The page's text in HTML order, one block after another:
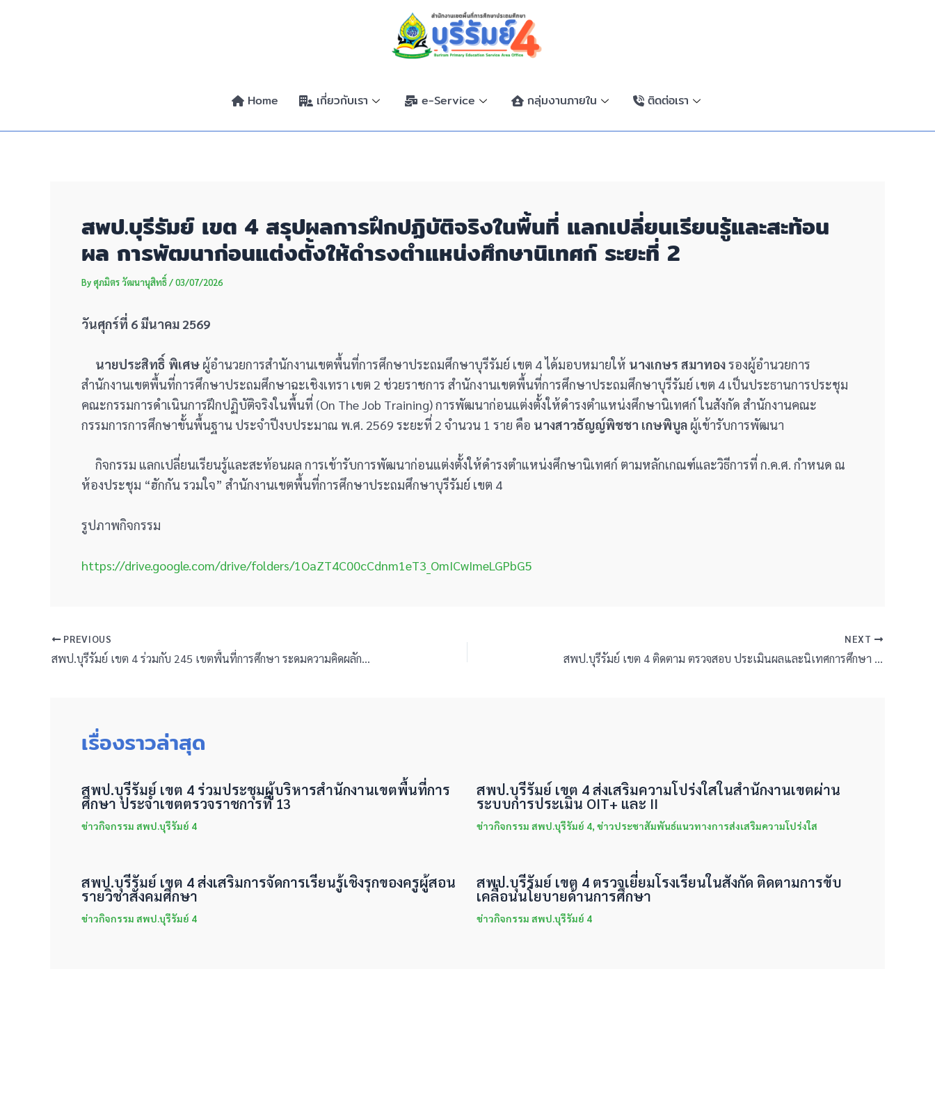
Home เกี่ยวกับเรา e-Service กลุ่มงานภายใน ติดต่อเรา
สพป.บุรีรัมย์ เขต 4 สรุปผลการฝึกปฏิบัติจริงในพื้นที่ แลกเปลี่ยนเรียนรู้และสะท้อน
ผล การพัฒนาก่อนแต่งตั้งให้ดำรงตำแหน่งศึกษานิเทศก์ ระยะที่ 2
Byศุภมิตร วัฒนานุสิทธิ์/03/07/2026
วันศุกร์ที่ 6 มีนาคม 2569
นายประสิทธิ์ พิเศษ ผู้อำนวยการสำนักงานเขตพื้นที่การศึกษาประถมศึกษาบุรีรัมย์ เขต 4 ได้มอบหมายให้ นางเกษร สมาทองรองผู้อำนวยการ
สำนักงานเขตพื้นที่การศึกษาประถมศึกษาฉะเชิงเทรา เขต 2 ช่วยราชการ สำนักงานเขตพื้นที่การศึกษาประถมศึกษาบุรีรัมย์ เขต 4 เป็นประธานการประชุม
คณะกรรมการดำเนินการฝึกปฏิบัติจริงในพื้นที่ (On The Job Training) การพัฒนาก่อนแต่งตั้งให้ดำรงตำแหน่งศึกษานิเทศก์ ในสังกัด สำนักงานคณะ
กรรมการการศึกษาขั้นพื้นฐาน ประจำปีงบประมาณ พ.ศ. 2569 ระยะที่ 2 จำนวน 1 ราย คือ นางสาวธัญญ์พิชชา เกษพิบูล ผู้เข้ารับการพัฒนา
กิจกรรม แลกเปลี่ยนเรียนรู้และสะท้อนผล การเข้ารับการพัฒนาก่อนแต่งตั้งให้ดำรงตำแหน่งศึกษานิเทศก์ ตามหลักเกณฑ์และวิธีการที่ ก.ค.ศ. กำหนด ณ
ห้องประชุม “ฮักกัน รวมใจ” สำนักงานเขตพื้นที่การศึกษาประถมศึกษาบุรีรัมย์ เขต 4
รูปภาพกิจกรรม
https://drive.google.com/drive/folders/1OaZT4C00cCdnm1eT3_OmICwImeLGPbG5
PREVIOUS
สพป.บุรีรัมย์ เขต 4 ร่วมกับ 245 เขตพื้นที่การศึกษา ระดมความคิดผลักดันนโยบาย 8 ประเด็นหลัก สพฐ. สู่การปฏิบัติจริง
NEXT
สพป.บุรีรัมย์ เขต 4 ติดตาม ตรวจสอบ ประเมินผลและนิเทศการศึกษา กลุ่มโรงเรียนอำเภอแคนดง
เรื่องราวล่าสุด
สพป.บุรีรัมย์ เขต 4 ร่วมประชุมผู้บริหารสำนักงานเขตพื้นที่การ
ศึกษา ประจำเขตตรวจราชการที่ 13
ข่าวกิจกรรม สพป.บุรีรัมย์ 4
สพป.บุรีรัมย์ เขต 4 ส่งเสริมความโปร่งใสในสำนักงานเขตผ่าน
ระบบการประเมิน OIT+ และ II
ข่าวกิจกรรม สพป.บุรีรัมย์ 4, ข่าวประชาสัมพันธ์แนวทางการส่งเสริมความโปร่งใส
สพป.บุรีรัมย์ เขต 4 ส่งเสริมการจัดการเรียนรู้เชิงรุกของครูผู้สอน
รายวิชาสังคมศึกษา
ข่าวกิจกรรม สพป.บุรีรัมย์ 4
สพป.บุรีรัมย์ เขต 4 ตรวจเยี่ยมโรงเรียนในสังกัด ติดตามการขับ
เคลื่อนนโยบายด้านการศึกษา
ข่าวกิจกรรม สพป.บุรีรัมย์ 4